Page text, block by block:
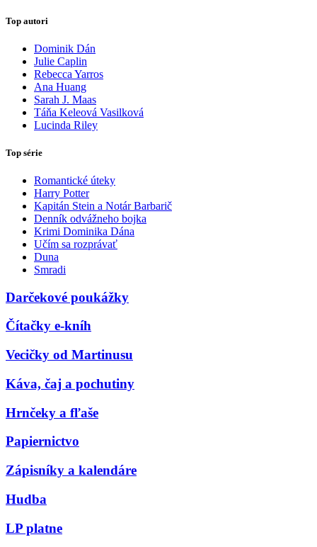
Top autori
Dominik Dán
Julie Caplin
Rebecca Yarros
Ana Huang
Sarah J. Maas
Táňa Keleová Vasilková
Lucinda Riley
Top série
Romantické úteky
Harry Potter
Kapitán Stein a Notár Barbarič
Denník odvážneho bojka
Krimi Dominika Dána
Učím sa rozprávať
Duna
Smradi
Darčekové poukážky
Čítačky e-kníh
Vecičky od Martinusu
Káva, čaj a pochutiny
Hrnčeky a fľaše
Papiernictvo
Zápisníky a kalendáre
Hudba
LP platne